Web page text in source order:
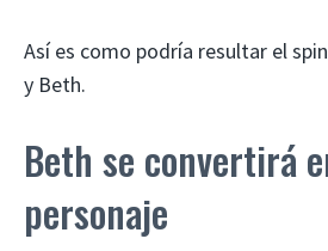
Así es como podría resultar el
y Beth.
Beth se convertirá
personaje